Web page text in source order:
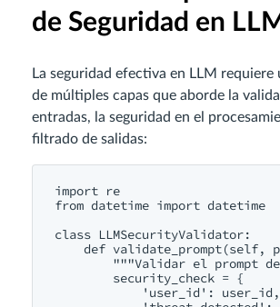
de Seguridad en
La seguridad efectiva en LLM
de múltiples capas que aborde la
entradas, la seguridad en el
filtrado de salidas:
import re
from datetime import datetime
class LLMSecurityValidator:
def validate_prompt(self,
"""Validar el prompt
        security_check = {
            'user_id': user_id,